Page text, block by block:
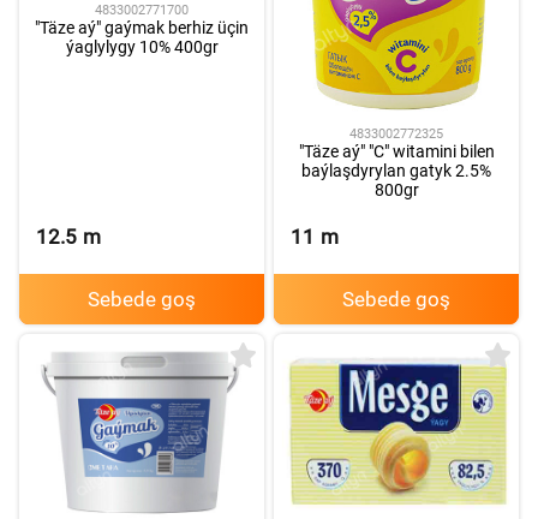
4833002771700
"Täze aý" gaýmak berhiz üçin
ýaglylygy 10% 400gr
12.5 m
Sebede goş
4833002772325
"Täze aý" "C" witamini bilen
baýlaşdyrylan gatyk 2.5%
800gr
11 m
Sebede goş